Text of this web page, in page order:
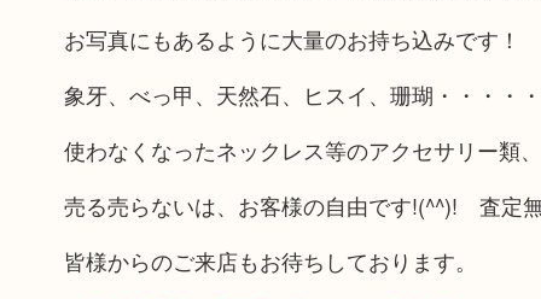
お写真にもあるように大量のお持ち込みです！
象牙、べっ甲、天然石、ヒスイ、珊瑚・・・・
使わなくなったネックレス等のアクセサリー類
売る売らないは、お客様の自由です!(^^)! 査定
皆様からのご来店もお待ちしております。